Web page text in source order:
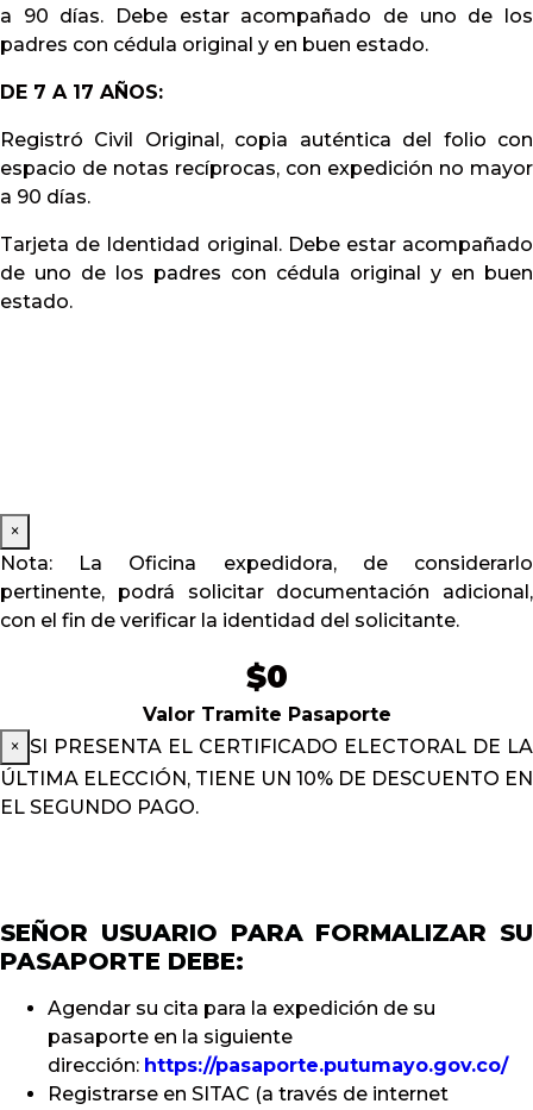
a 90 días. Debe estar acompañado de uno de los
padres con cédula original y en buen estado.
DE 7 A 17 AÑOS:
Registró Civil Original, copia auténtica del folio con
espacio de notas recíprocas, con expedición no mayor
a 90 días.
Tarjeta de Identidad original. Debe estar acompañado
de uno de los padres con cédula original y en buen
estado.
×
Nota: La Oficina expedidora, de considerarlo
pertinente, podrá solicitar documentación adicional,
con el fin de verificar la identidad del solicitante.
0
Valor Tramite Pasaporte
× SI PRESENTA EL CERTIFICADO ELECTORAL DE LA
ÚLTIMA ELECCIÓN, TIENE UN 10% DE DESCUENTO EN
EL SEGUNDO PAGO.
SEÑOR USUARIO PARA FORMALIZAR SU
PASAPORTE DEBE:
Agendar su cita para la expedición de su
pasaporte en la siguiente
dirección: https://pasaporte.putumayo.gov.co/
Registrarse en SITAC (a través de internet